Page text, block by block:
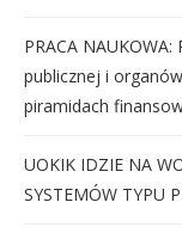
PRACA
publicznej i
piramidach
UOKIK IDZIE NA
SYSTEMÓW TYPU